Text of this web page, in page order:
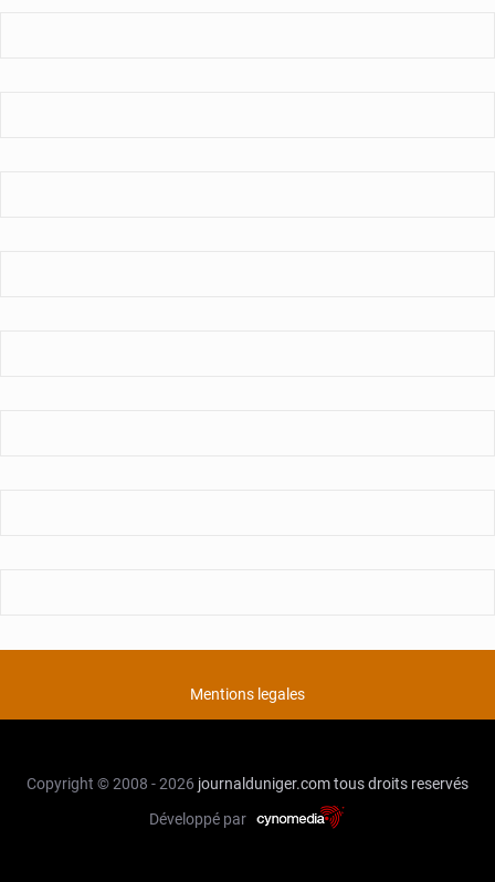
Mentions legales
Copyright © 2008 - 2026 journalduniger.comtous droits reservés
Développé par